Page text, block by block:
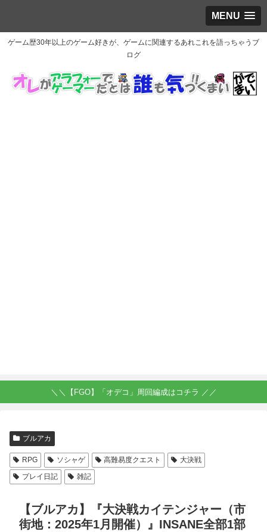
MENU
ゲーム歴30年以上のゲーム好きが、ゲームに関連するあれこれを語っちゃうブ
ログ
＼＼【FGO】「オデコ」周回編成はコチラ ／／
ブルアカ
RPG ソシャゲ 高難易度クエスト
大決戦
プレイ日記
雑記
【ブルアカ】『大決戦カイテンジャー（市
街地：2025年1月開催）』INSANE全部1部